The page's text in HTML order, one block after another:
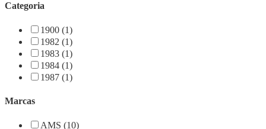
Categoria
1900 (1)
1982 (1)
1983 (1)
1984 (1)
1987 (1)
Marcas
AMS (10)